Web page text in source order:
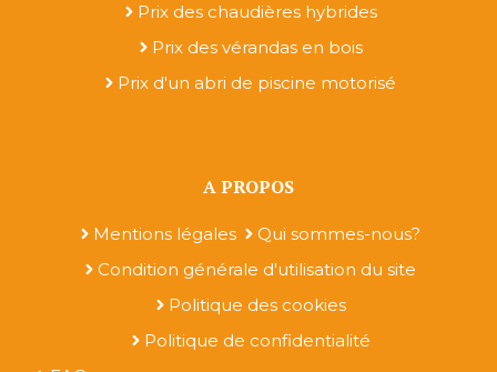
Prix des chaudières hybrides
Prix des vérandas en bois
Prix d'un abri de piscine motorisé
A PROPOS
Mentions légales
Qui sommes-nous?
Condition générale d'utilisation du site
Politique des cookies
Politique de confidentialité